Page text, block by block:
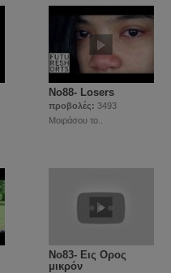
No88- Losers
προβολές: 3493
Μοιράσου το..
Νο83- Εις Ορος
μικρόν